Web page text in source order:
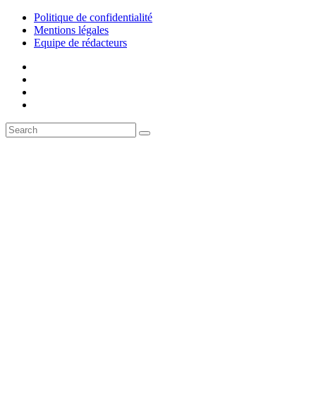
Politique de confidentialité
Mentions légales
Equipe de rédacteurs